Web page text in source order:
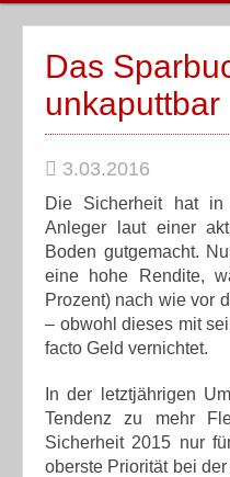
Das
unkaputtbar
3.03.2016
Die Sicherheit hat in
Anleger laut einer
Boden gutgemacht.
eine hohe Rendite,
Prozent) nach wie vor
– obwohl dieses mit
facto Geld vernichtet.
In der letztjährigen
Tendenz zu mehr
Sicherheit 2015 nur
oberste Priorität bei